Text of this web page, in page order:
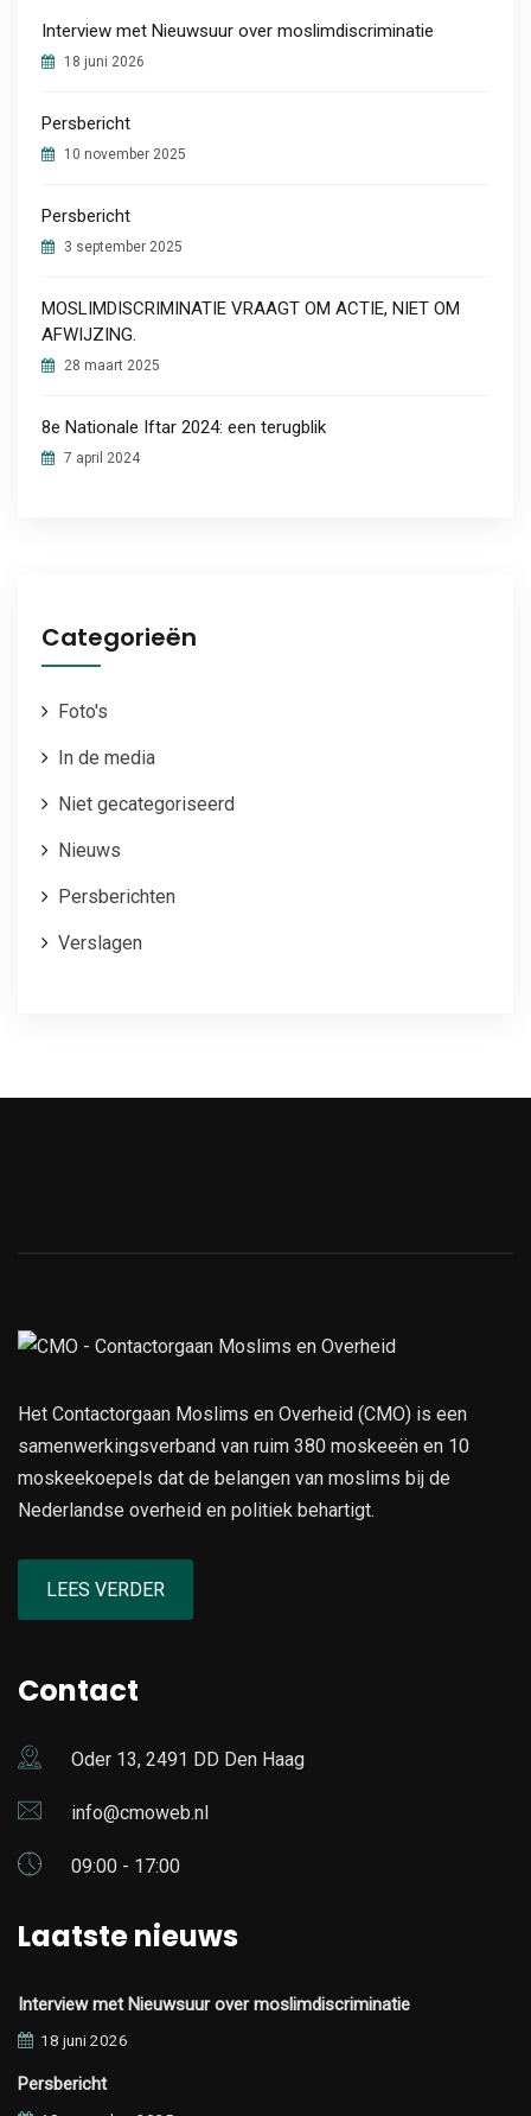
Interview met Nieuwsuur over moslimdiscriminatie
18 juni 2026
Persbericht
10 november 2025
Persbericht
3 september 2025
MOSLIMDISCRIMINATIE VRAAGT OM ACTIE, NIET OM
AFWIJZING.
28 maart 2025
8e Nationale Iftar 2024: een terugblik
7 april 2024
Categorieën
Foto's
In de media
Niet gecategoriseerd
Nieuws
Persberichten
Verslagen
Het Contactorgaan Moslims en Overheid (CMO) is een
samenwerkingsverband van ruim 380 moskeeën en 10
moskeekoepels dat de belangen van moslims bij de
Nederlandse overheid en politiek behartigt.
LEES VERDER
Contact
Oder 13, 2491 DD Den Haag
info@cmoweb.nl
09:00 - 17:00
Laatste nieuws
Interview met Nieuwsuur over moslimdiscriminatie
18 juni 2026
Persbericht